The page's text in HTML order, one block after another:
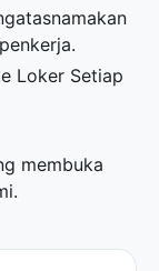
Loker Setiap
membuka